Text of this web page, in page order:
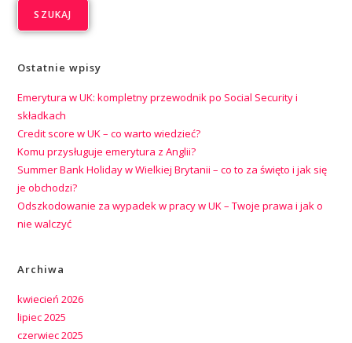
SZUKAJ
Ostatnie wpisy
Emerytura w UK: kompletny przewodnik po Social Security i
składkach
Credit score w UK – co warto wiedzieć?
Komu przysługuje emerytura z Anglii?
Summer Bank Holiday w Wielkiej Brytanii – co to za święto i jak się
je obchodzi?
Odszkodowanie za wypadek w pracy w UK – Twoje prawa i jak o
nie walczyć
Archiwa
kwiecień 2026
lipiec 2025
czerwiec 2025